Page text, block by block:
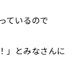
ているので
」とみなさんに